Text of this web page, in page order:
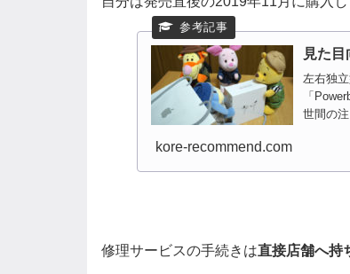
見た
左右独
「
世間の
kore-recommend.com
修理サービスの手続きは直接店舗へ持